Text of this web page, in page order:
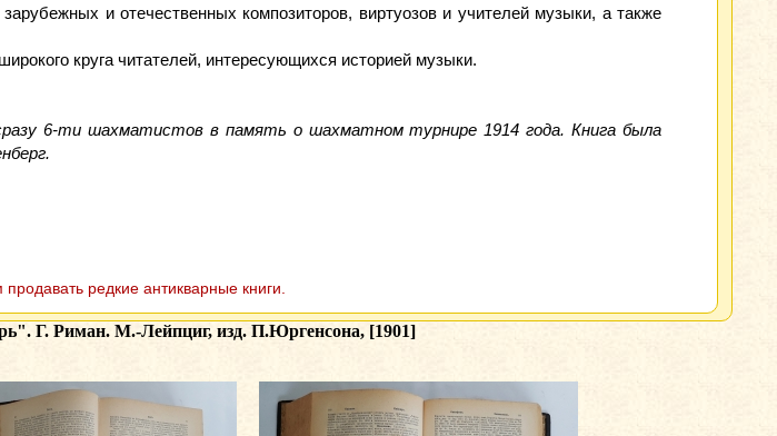
и отечественных композиторов, виртуозов и учителей музыки, а также
круга читателей, интересующихся историей музыки.
6-ти шахматистов в память о шахматном турнире 1914 года. Книга была
редкие антикварные книги.
Г. Риман. М.-Лейпциг, изд. П.Юргенсона, [1901]